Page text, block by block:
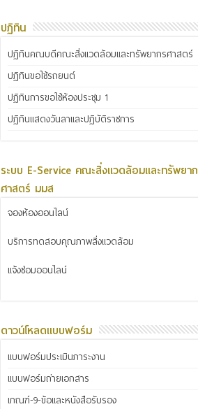
ปฏิทิน
ปฏิทินคณบดีคณะสิ่งแวดล้อมและทรัพยากรศาสตร์
ปฏิทินขอใช้รถยนต์
ปฏิทินการขอใช้ห้องประชุม 1
ปฏิทินแสดงวันลาและปฏิบัติราชการ
ระบบ E-Service คณะสิ่งแวดล้อมและทรัพยา
ศาสตร์ มมส
จองห้องออนไลน์
บริการทดสอบคุณภาพสิ่งแวดล้อม
แจ้งซ่อมออนไลน์
ดาวน์โหลดแบบฟอร์ม
แบบฟอร์มประเมินภาระงาน
แบบฟอร์มถ่ายเอกสาร
เกณฑ์-9-ข้อและหนังสือรับรอง